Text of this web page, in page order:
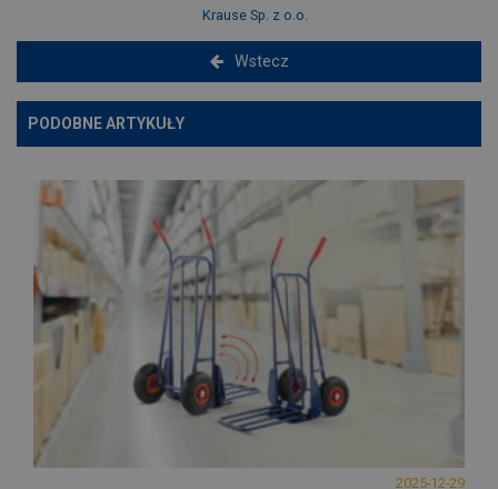
Krause Sp. z o.o.
Wstecz
PODOBNE ARTYKUŁY
2025-12-29